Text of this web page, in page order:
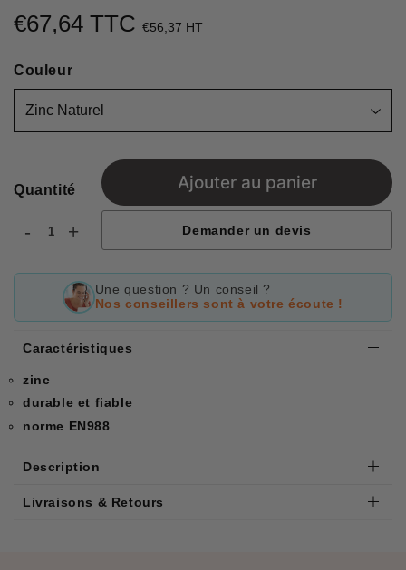
€67,64 TTC €56,37 HT
price
Couleur
Quantité
- +
Ajouter au panier
Demander un devis
Une question ? Un conseil ?
Nos conseillers sont à votre écoute !
Caractéristiques
zinc
durable et fiable
norme EN988
Description
Livraisons & Retours